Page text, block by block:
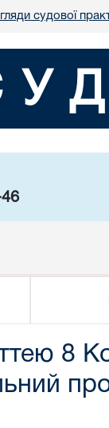
судової
8